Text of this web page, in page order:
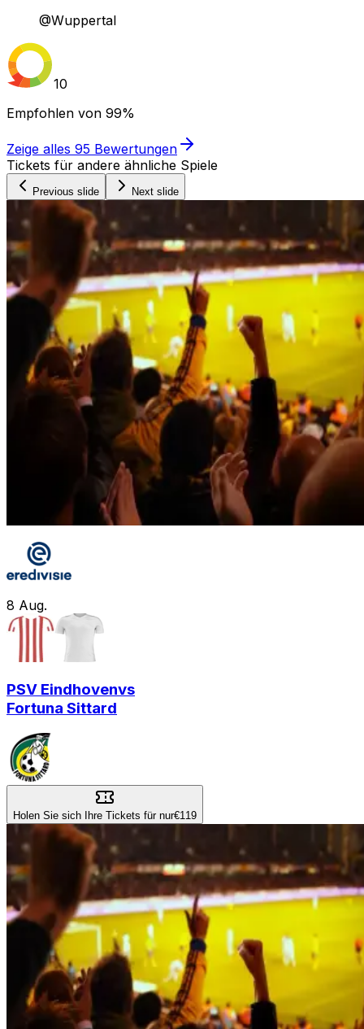
@Wuppertal
10
Empfohlen von 99%
Zeige alles 95 Bewertungen
Tickets für andere ähnliche Spiele
Previous slide Next slide
8 Aug.
PSV Eindhovenvs
Fortuna Sittard
Holen Sie sich Ihre Tickets für nur€119